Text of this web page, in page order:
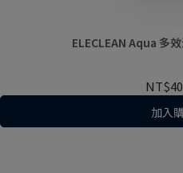
ELECLEAN Aqua 多
加入